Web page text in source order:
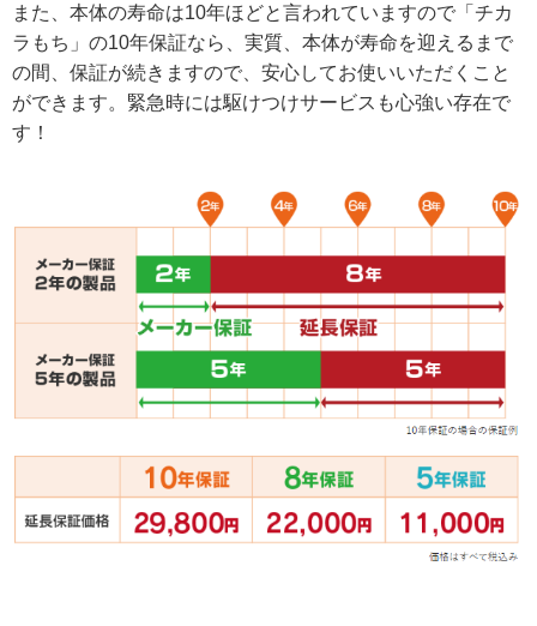
また、本体の寿命は10年ほどと言われていますので「チカ
ラもち」の10年保証なら、実質、本体が寿命を迎えるまで
の間、保証が続きますので、安心してお使いいただくこと
ができます。緊急時には駆けつけサービスも心強い存在で
す！